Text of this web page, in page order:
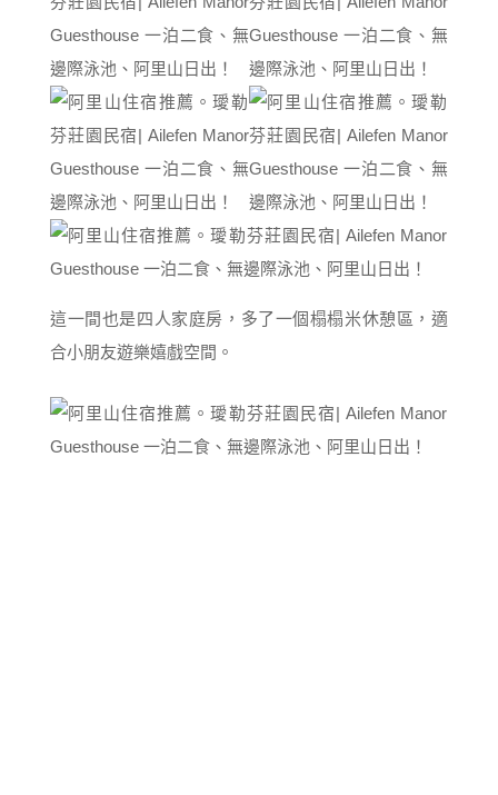
這一間也是四人家庭房，多了一個榻榻米休憩區，適
合小朋友遊樂嬉戲空間。